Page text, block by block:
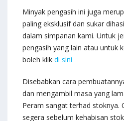
Minyak pengasih ini juga
paling eksklusif dan sukar
dalam simpanan kami. Untuk
pengasih yang lain atau untuk
boleh klik di sini
Disebabkan cara
dan mengambil masa yang
Peram sangat terhad stoknya.
segera sebelum kehabisan